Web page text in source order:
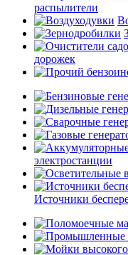
распылители
дорожек
электростанции
Источники